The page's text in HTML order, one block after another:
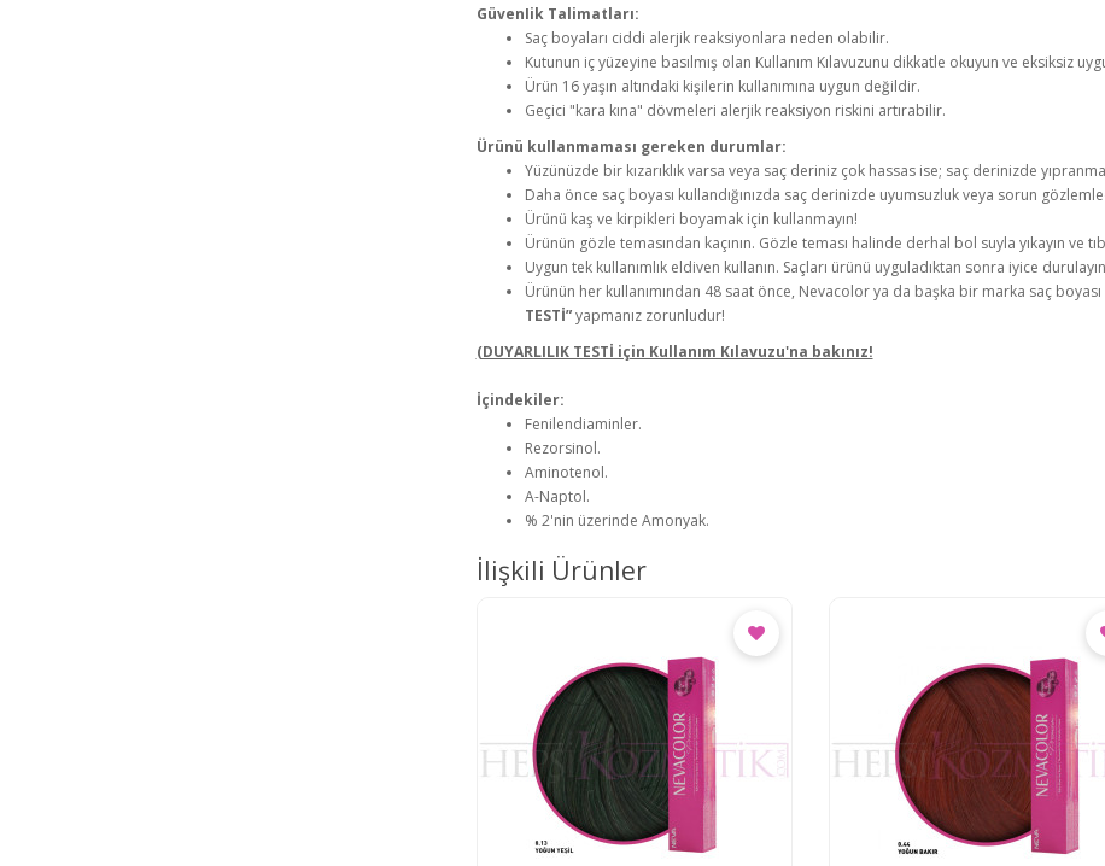
GüvenIik Talimatları:
Saç boyaları ciddi alerjik reaksiyonlara neden olabilir.
Kutunun iç yüzeyine basılmış olan Kullanım Kılavuzunu dikkatle okuyun ve eksiksiz
Ürün 16 yaşın altındaki kişilerin kullanımına uygun değildir.
Geçici "kara kına" dövmeleri alerjik reaksiyon riskini artırabilir.
Ürünü kullanmaması gereken durumlar:
Yüzünüzde bir kızarıklık varsa veya saç deriniz çok hassas ise; saç derinizde
Daha önce saç boyası kullandığınızda saç derinizde uyumsuzluk veya sorun
Ürünü kaş ve kirpikleri boyamak için kullanmayın!
Ürünün gözle temasından kaçının. Gözle teması halinde derhal bol suyla yıkayın ve
Uygun tek kullanımlık eldiven kullanın. Saçları ürünü uyguladıktan sonra iyice
Ürünün her kullanımından 48 saat önce, Nevacolor ya da başka bir marka saç
TESTİ”yapmanız zorunludur!
(DUYARLILIK TESTİ için Kullanım Kılavuzu'na bakınız!
İçindekiler:
Fenilendiaminler.
Rezorsinol.
Aminotenol.
A-Naptol.
% 2'nin üzerinde Amonyak.
İlişkili Ürünler